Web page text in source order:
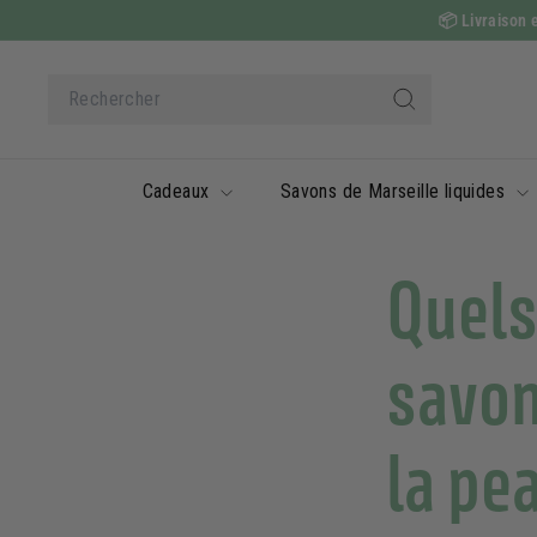
au
📦 Livraison
Search
Cadeaux Savons de Marseille liquides
la